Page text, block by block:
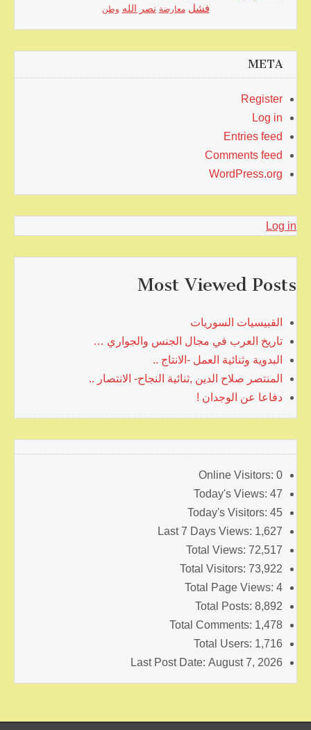
فشل معارضة نصر الله وطن
META
Register
Log in
Entries feed
Comments feed
WordPress.org
Log in
Most Viewed Posts
القبيسيات السوريات
تاريخ العرب في مجال الجنس والجواري …
البدوية وثنائية العمل -الانتاج ..
المنتصر صلاح الدين ,ثنائية النجاح- الانتصار ..
دفاعا عن الوجدان !
Online Visitors: 0
Today's Views: 47
Today's Visitors: 45
Last 7 Days Views: 1,627
Total Views: 72,517
Total Visitors: 73,922
Total Page Views: 4
Total Posts: 8,892
Total Comments: 1,478
Total Users: 1,716
Last Post Date: August 7, 2026